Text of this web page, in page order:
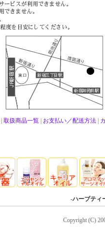
取扱商品一覧 お支払い／配送方法
-ハーブティ
Copyright (C)